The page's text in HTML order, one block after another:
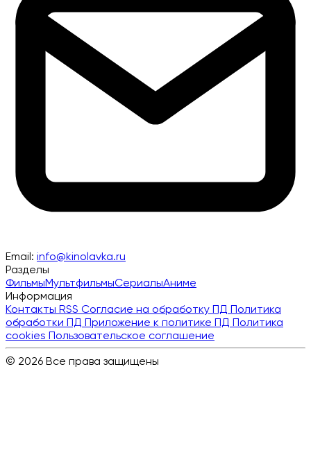
Email: info@kinolavka.ru
Разделы
ФильмыМультфильмыСериалыАниме
Информация
Контакты RSS Согласие на обработку ПД Политика
обработки ПД Приложение к политике ПД Политика
cookies Пользовательское соглашение
© 2026 Все права защищены